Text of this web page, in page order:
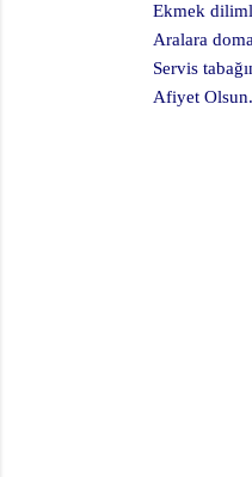
Ekmek
Aralara
Servis
Afiyet Olsun.